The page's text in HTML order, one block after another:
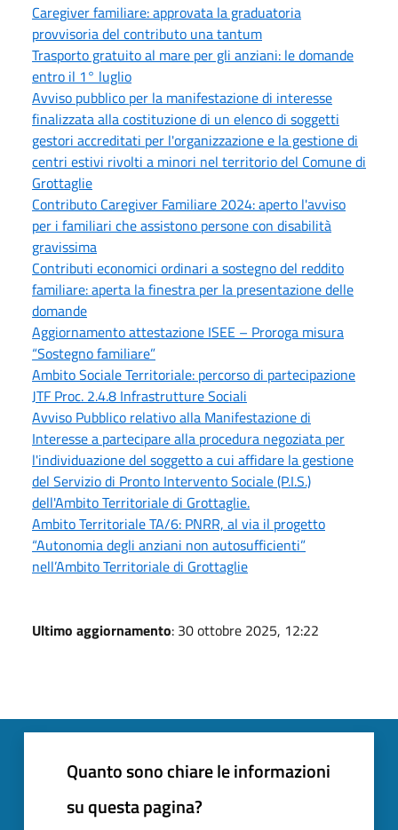
Caregiver familiare: approvata la graduatoria
provvisoria del contributo una tantum
Trasporto gratuito al mare per gli anziani: le domande
entro il 1° luglio
Avviso pubblico per la manifestazione di interesse
finalizzata alla costituzione di un elenco di soggetti
gestori accreditati per l'organizzazione e la gestione di
centri estivi rivolti a minori nel territorio del Comune di
Grottaglie
Contributo Caregiver Familiare 2024: aperto l'avviso
per i familiari che assistono persone con disabilità
gravissima
Contributi economici ordinari a sostegno del reddito
familiare: aperta la finestra per la presentazione delle
domande
Aggiornamento attestazione ISEE – Proroga misura
“Sostegno familiare”
Ambito Sociale Territoriale: percorso di partecipazione
JTF Proc. 2.4.8 Infrastrutture Sociali
Avviso Pubblico relativo alla Manifestazione di
Interesse a partecipare alla procedura negoziata per
l'individuazione del soggetto a cui affidare la gestione
del Servizio di Pronto Intervento Sociale (P.I.S.)
dell'Ambito Territoriale di Grottaglie.
Ambito Territoriale TA/6: PNRR, al via il progetto
“Autonomia degli anziani non autosufficienti”
nell’Ambito Territoriale di Grottaglie
Ultimo aggiornamento: 30 ottobre 2025, 12:22
Quanto sono chiare le informazioni
su questa pagina?